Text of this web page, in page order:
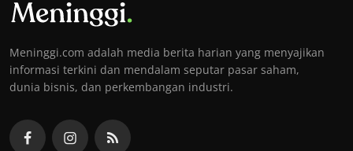
Meninggi.com adalah media berita harian yang menyajikan
informasi terkini dan mendalam seputar pasar saham,
dunia bisnis, dan perkembangan industri.